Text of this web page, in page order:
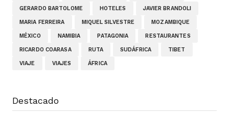
GERARDO BARTOLOME HOTELES JAVIER BRANDOLI
MARIA FERREIRA MIQUEL SILVESTRE MOZAMBIQUE
MÉXICO NAMIBIA PATAGONIA RESTAURANTES
RICARDO COARASA RUTA SUDÁFRICA TIBET
VIAJE VIAJES ÁFRICA
Destacado